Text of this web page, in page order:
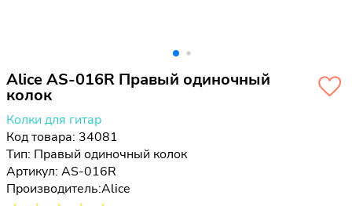
Alice AS-016R Правый одиночный
колок
Колки для гитар
Код товара: 34081
Тип: Правый одиночный колок
Артикул: AS-016R
Производитель:Alice